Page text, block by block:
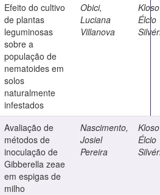
Efeito do cultivo
de plantas
leguminosas
sobre a
população de
nematoides em
solos
naturalmente
infestados
Obici,
Luciana
Villanova
Élcio
Avaliação de
métodos de
inoculação de
Gibberella zeae
em espigas de
milho
Nascimento,
Josiel
Pereira
Élcio